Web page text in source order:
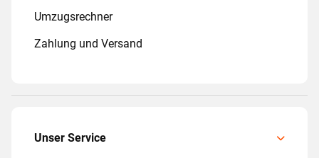
Umzugsrechner
Zahlung und Versand
Unser Service